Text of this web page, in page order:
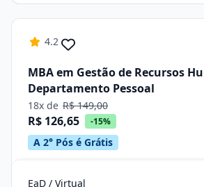
4.2
MBA em Gestão de Recursos
Departamento Pessoal
18x de R$ 149,00
R$ 126,65 -15%
A 2° Pós é Grátis
EaD / Virtual